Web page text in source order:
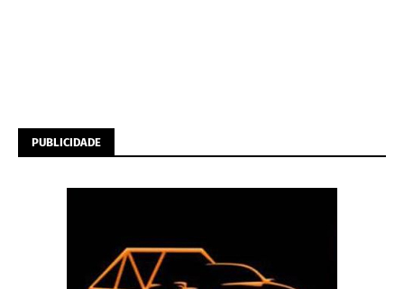
PUBLICIDADE